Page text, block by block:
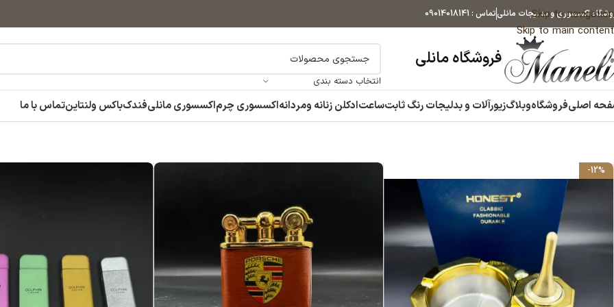
Skip to navigation
Skip to main content
اکسسوری و بدلیجات مانلیتماس : 09014018141
فروشگاه مانلی
انتخاب دسته بندی
اصلیفروشگاهوبلاگزیورآلات و بدلیجات رنگ ثابتساعتادکلن زنانه ومردانهاکسسوری چرماکسسوری مانلیفندکباکس ولنتاینتماس با ما
-12%